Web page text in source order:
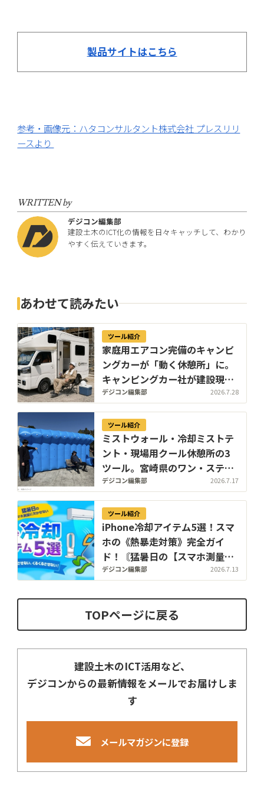
製品サイトはこちら
参考・画像元：ハタコンサルタント株式会社 プレスリリ
ースより
WRITTEN by
デジコン編集部
建設土木のICT化の情報を日々キャッチして、わかり
やすく伝えていきます。
あわせて読みたい
ツール紹介
家庭用エアコン完備のキャンピ
ングカーが「動く休憩所」に。
キャンピングカー社が建設現場
向け法人プランを開始
デジコン編集部 2026.7.28
ツール紹介
ミストウォール・冷却ミストテ
ント・現場用クール休憩所の3
ツール。宮崎県のワン・ステッ
プがエアー式熱中症対策のレン
タル在庫を大幅拡充
デジコン編集部 2026.7.17
ツール紹介
iPhone冷却アイテム5選！スマ
ホの《熱暴走対策》完全ガイ
ド！〘猛暑日の【スマホ測量】
に欠かせない〙
デジコン編集部 2026.7.13
TOPページに戻る
建設土木のICT活用など、
デジコンからの最新情報をメールでお届けしま
す
メールマガジンに登録